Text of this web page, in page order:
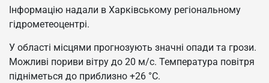
Інформацію надали в Харківському регіональному
гідрометеоцентрі.
У області місцями прогнозують значні опади та грози.
Можливі пориви вітру до 20 м/с. Температура повітря
підніметься до приблизно +26 °C.